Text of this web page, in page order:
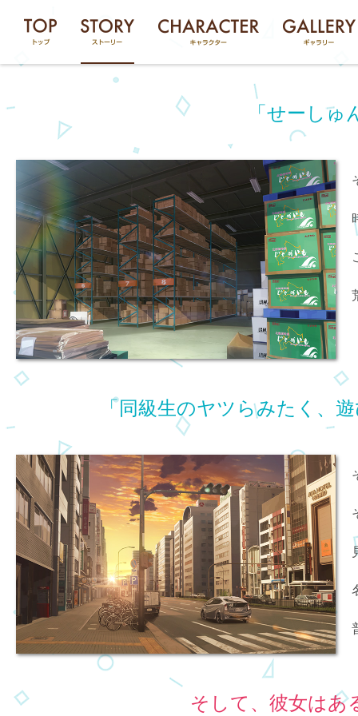
「せーし
「同級生のヤツらみたく、
そして、彼女はあ